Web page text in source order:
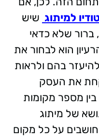
למיתוג שיש
ברור שלא כדאי
הוא לבחור את
בהם ולראות
את העסק
מספר מקומות
של מיתוג
על כל מקום